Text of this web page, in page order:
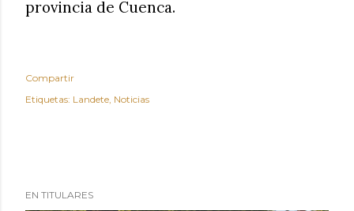
provincia de Cuenca.
Compartir
Etiquetas: Landete Noticias
EN TITULARES